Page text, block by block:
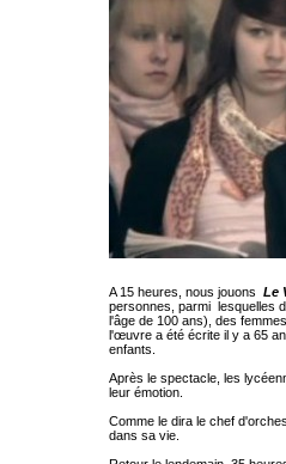
A 15 heures, nous jouons Le
personnes, parmi lesquelles
l'âge de 100 ans), des
l'œuvre a été écrite il y a 65
enfants.
Après le spectacle, les
leur émotion.
Comme le dira le chef
dans sa vie.